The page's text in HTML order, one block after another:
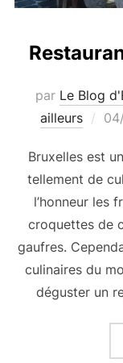
par Le Blog
ailleurs
Bruxelles est
tellement de
l’honneur les
croquettes de
gaufres.
culinaires du
déguster un